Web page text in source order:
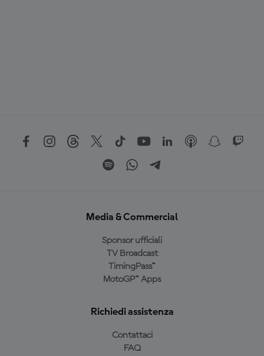
Media & Commercial
Sponsor ufficiali
TV Broadcast
TimingPass™
MotoGP™ Apps
Richiedi assistenza
Contattaci
FAQ